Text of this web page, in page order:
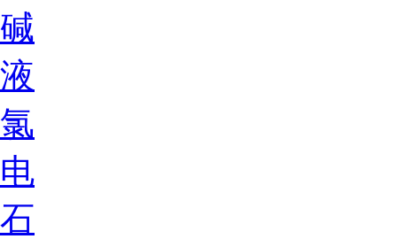
碱
液
氯
电
石